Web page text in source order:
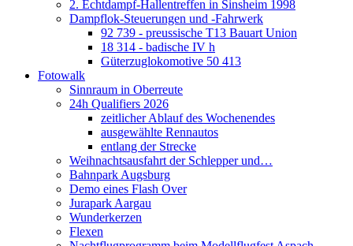
2. Echtdampf-Hallentreffen in Sinsheim 1998
Dampflok-Steuerungen und -Fahrwerk
92 739 - preussische T13 Bauart Union
18 314 - badische IV h
Güterzuglokomotive 50 413
Fotowalk
Sinnraum in Oberreute
24h Qualifiers 2026
zeitlicher Ablauf des Wochenendes
ausgewählte Rennautos
entlang der Strecke
Weihnachtsausfahrt der Schlepper und…
Bahnpark Augsburg
Demo eines Flash Over
Jurapark Aargau
Wunderkerzen
Flexen